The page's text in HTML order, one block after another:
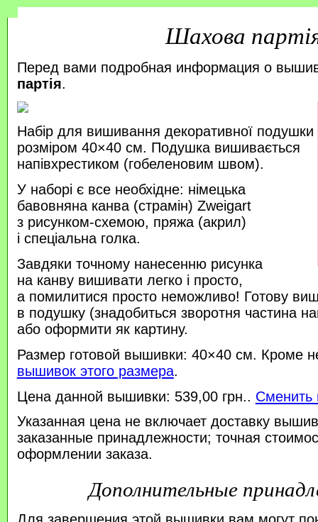
Шахова
Перед вами подробная информация о
партія.
Набір для вишивання декоративної подушки
розміром 40×40 см. Подушка вишивається
напівхрестиком (гобеленовим швом).
У наборі є все необхідне: німецька
бавовняна канва (страмін) Zweigart
з рисунком-схемою, пряжа (акрил)
і спеціальна голка.
Завдяки точному нанесенню рисунка
на канву вишивати легко і просто,
а помилитися просто неможливо! Готову
в подушку (знадобиться зворотня частина
або оформити як картину.
Размер готовой вышивки: 40×40 см. Кроме
вышивок этого размера.
Цена данной вышивки: 539,00 грн.. Сменить
Указанная цена не включает доставку
заказанные принадлежности; точная
оформлении заказа.
Дополнительные